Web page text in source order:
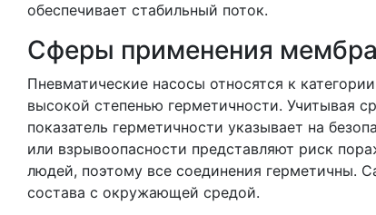
обеспечивает стабильный поток.
Сферы применения
Пневматические насосы относятся к
высокой степенью герметичности. Учитывая
показатель герметичности указывает на
или взрывоопасности представляют риск
людей, поэтому все соединения герметичны.
состава с окружающей средой.